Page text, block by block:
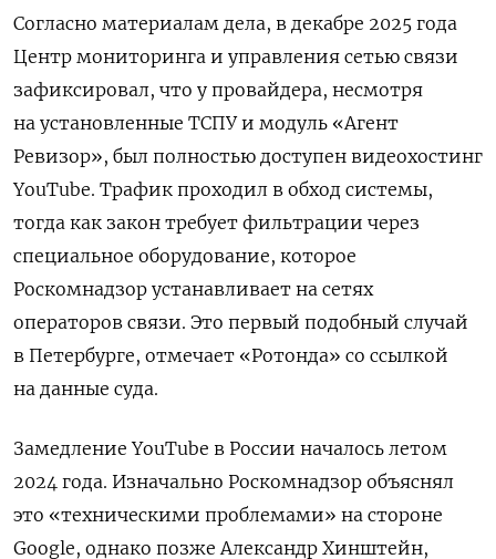
Согласно материалам дела, в декабре 2025 года
Центр мониторинга и управления сетью связи
зафиксировал, что у провайдера, несмотря
на установленные ТСПУ и модуль «Агент
Ревизор», был полностью доступен видеохостинг
YouTube. Трафик проходил в обход системы,
тогда как закон требует фильтрации через
специальное оборудование, которое
Роскомнадзор устанавливает на сетях
операторов связи. Это первый подобный случай
в Петербурге, отмечает «Ротонда» со ссылкой
на данные суда.
Замедление YouTube в России началось летом
2024 года. Изначально Роскомнадзор объяснял
это «техническими проблемами» на стороне
Google, однако позже Александр Хинштейн,